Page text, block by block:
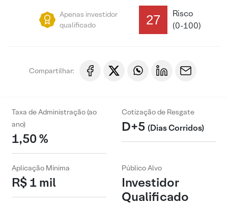
Apenas investidor
qualificado
27
Risco
(0-100)
Compartilhar:
Taxa de Administração (ao
ano)
1,50 %
Cotização de Resgate
D+5 (Dias Corridos)
Aplicação Mínima
R$ 1 mil
Público Alvo
Investidor
Qualificado